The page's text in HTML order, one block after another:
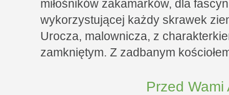
miłośników zakamarków, dla
wykorzystującej każdy skrawek
Urocza, malownicza, z
zamkniętym. Z zadbanym
Przed Wami